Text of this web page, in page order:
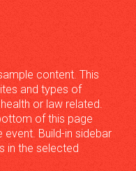
content. This
and types of
or law related.
of this page
Build-in sidebar
in the selected